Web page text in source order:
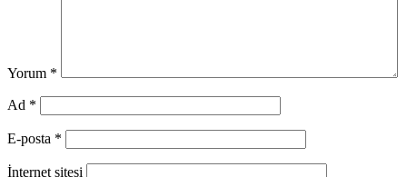
Yorum *
Ad *
E-posta *
İnternet sitesi